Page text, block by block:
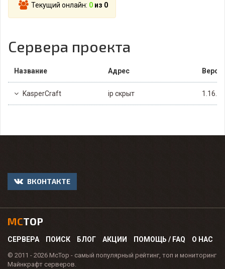
Текущий онлайн: 0 из 0
Сервера проекта
Название Адрес
KasperCraft ip скрыт 1.16.4
ВКОНТАКТЕ
MCTOP
СЕРВЕРА ПОИСК БЛОГ АКЦИИ ПОМОЩЬ / FAQ О НАС
© 2011 - 2026 McTop - самый популярный рейтинг, топ и мониторинг
Майнкрафт серверов.